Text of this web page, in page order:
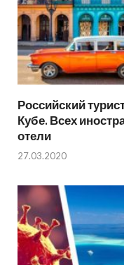
Российский
Кубе. Всех
отели
27.03.2020